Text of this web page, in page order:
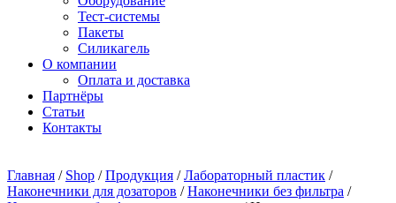
Тест-системы
Пакеты
Силикагель
О компании
Оплата и доставка
Партнёры
Статьи
Контакты
Главная / Shop /Продукция /Лабораторный пластик /
Наконечники для дозаторов /Наконечники без фильтра /